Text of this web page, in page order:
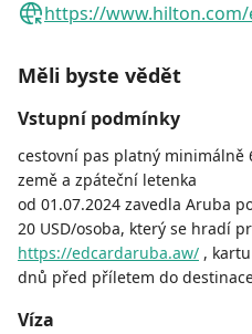
https://
Měli byste vědět
Vstupní podmínky
cestovní pas platný minimálně
země a zpáteční letenka
od 01.07.2024 zavedla Aruba
20 USD/osoba, který se hradí
https://edcardaruba.aw/ ,
dnů před příletem do
Víza